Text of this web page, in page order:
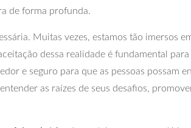
de forma profunda.
Muitas vezes, estamos tão imersos
dessa realidade é fundamental
e seguro para que as pessoas possam
as raízes de seus desafios,